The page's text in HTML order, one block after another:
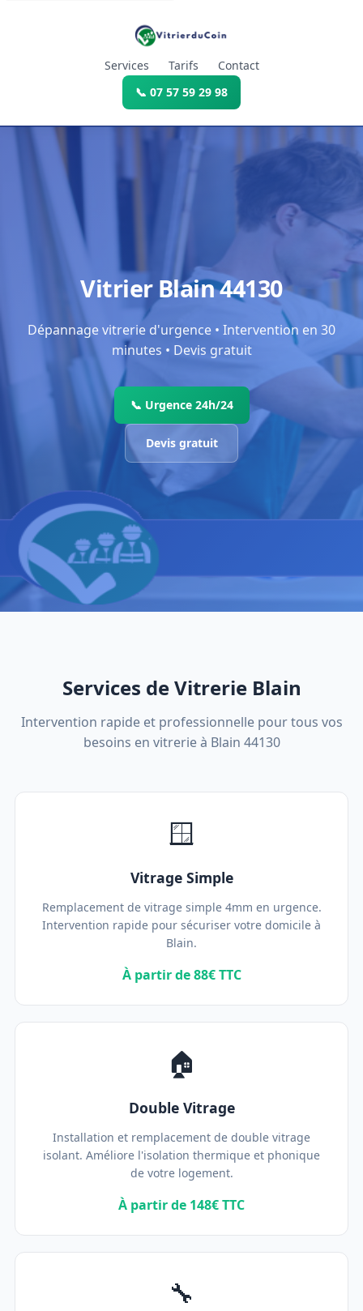
Services Tarifs
Contact
📞 07 57 59 29 98
Vitrier Blain 44130
Dépannage vitrerie d'urgence • Intervention en 30
minutes • Devis gratuit
📞 Urgence 24h/24
Devis gratuit
Services de Vitrerie Blain
Intervention rapide et professionnelle pour tous vos
besoins en vitrerie à Blain 44130
🪟
Vitrage Simple
Remplacement de vitrage simple 4mm en urgence.
Intervention rapide pour sécuriser votre domicile à
Blain.
À partir de 88€ TTC
🏠
Double Vitrage
Installation et remplacement de double vitrage
isolant. Améliore l'isolation thermique et phonique
de votre logement.
À partir de 148€ TTC
🔧